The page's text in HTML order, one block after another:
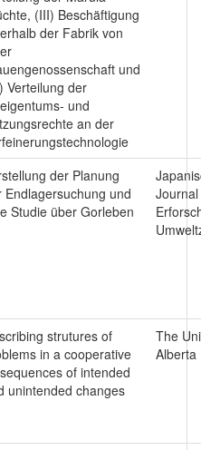
(III) Beschäftigung
der Fabrik von
und
Verteilung der
und
an der
der Planung
Endlagersuchung und
Studie über Gorleben
strutures of
in a cooperative
of intended
unintended changes
The
Alberta